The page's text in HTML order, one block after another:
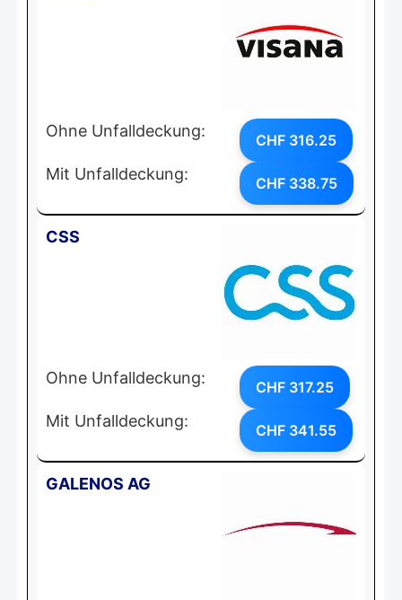
Ohne Unfalldeckung: CHF 316.25
Mit Unfalldeckung: CHF 338.75
CSS
Ohne Unfalldeckung: CHF 317.25
Mit Unfalldeckung: CHF 341.55
GALENOS AG